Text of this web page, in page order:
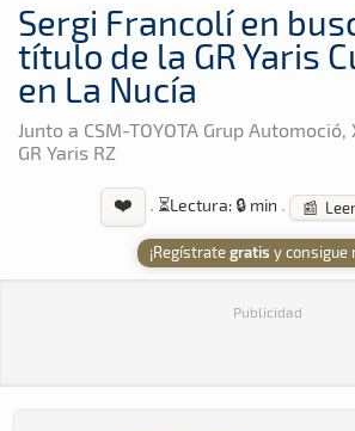
Sergi Francolí en
título de la GR Yaris
en La Nucía
Junto a CSM-TOYOTA Grup
GR Yaris RZ
❤️ · ⏳Lectura: 🔒 min · 📰
¡Regístrategratis y consigue
Publicidad